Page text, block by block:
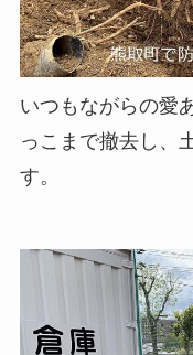
いつもながらの愛
っこまで撤去し、
す。